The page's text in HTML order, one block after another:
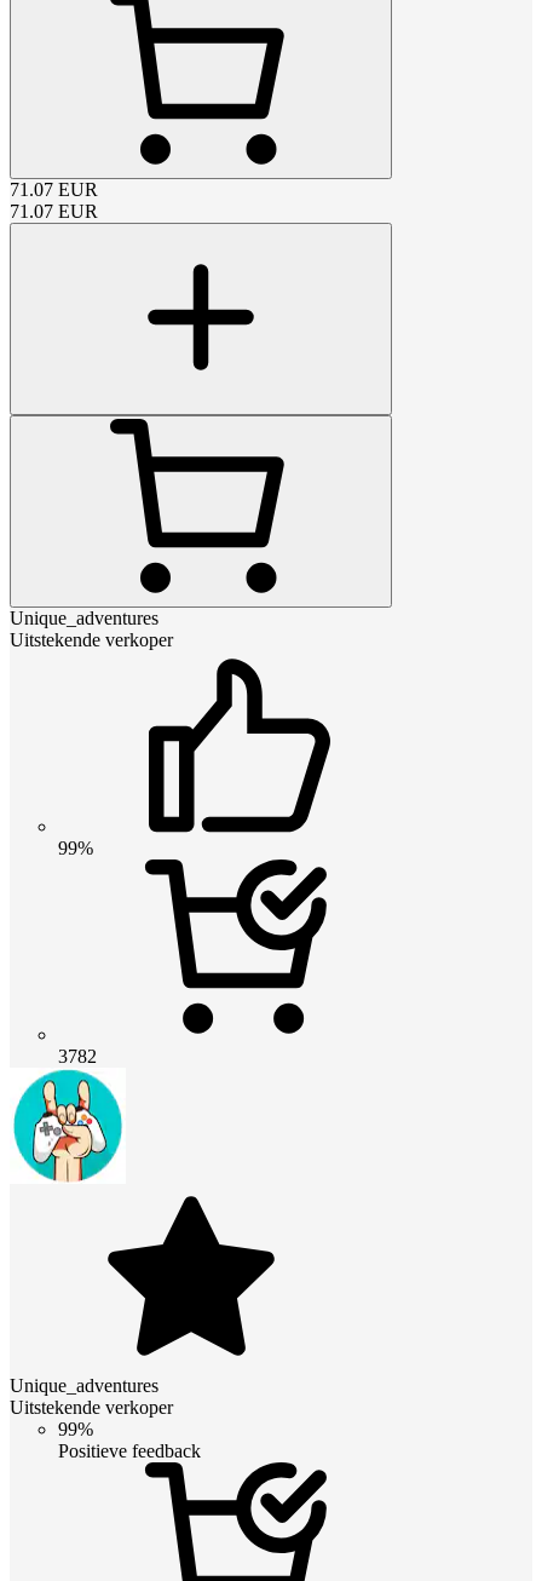
71.07 EUR
71.07 EUR
Unique_adventures
Uitstekende verkoper
99%
3782
Unique_adventures
Uitstekende verkoper
99%
Positieve feedback